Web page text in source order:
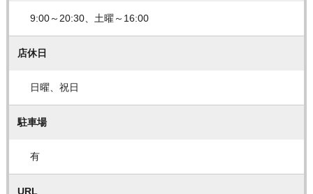
9:00～20:30、土曜～16:00
店休日
日曜、祝日
駐車場
有
URL